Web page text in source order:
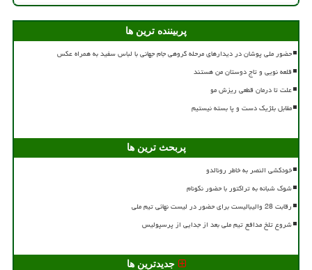
پربیننده ترین ها
حضور ملی پوشان در دیدارهای مرحله گروهی جام جهانی با لباس سفید به همراه عکس
قلعه نویی و تاج دوستان من هستند
علت تا درمان قطعی ریزش مو
مقابل بلژیک دست و پا بسته نیستیم
پربحث ترین ها
خودکشی النصر به خاطر رونالدو
شوک شبانه به تراکتور با حضور نکونام
رقابت 28 والیبالیست برای حضور در لیست نهائی تیم ملی
شروع تلخ مدافع تیم ملی بعد از جدایی از پرسپولیس
جدیدترین ها